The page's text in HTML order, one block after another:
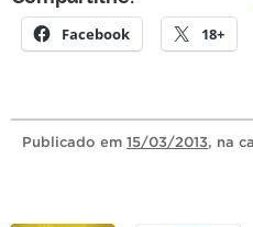
Facebook 18+
Publicado em 15/03/2013, na